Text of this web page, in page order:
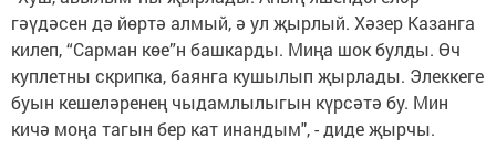
гәүдәсен дә йөртә алмый, ә ул җырлый. Хәзер Казанга
килеп, “Сарман көе”н башкарды. Миңа шок булды. Өч
куплетны скрипка, баянга кушылып җырлады. Элеккеге
буын кешеләренең чыдамлылыгын күрсәтә бу. Мин
кичә моңа тагын бер кат инандым", - диде җырчы.